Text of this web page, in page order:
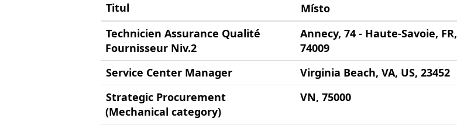
Titul Místo
Technicien Assurance Qualité
Fournisseur Niv.2
Annecy, 74 - Haute-Savoie, FR,
74009
Service Center Manager Virginia Beach, VA, US, 23452
Strategic Procurement
(Mechanical category)
VN, 75000